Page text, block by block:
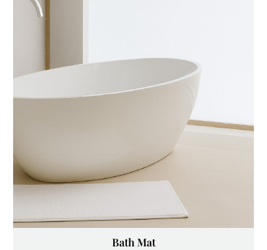
Bath Mat